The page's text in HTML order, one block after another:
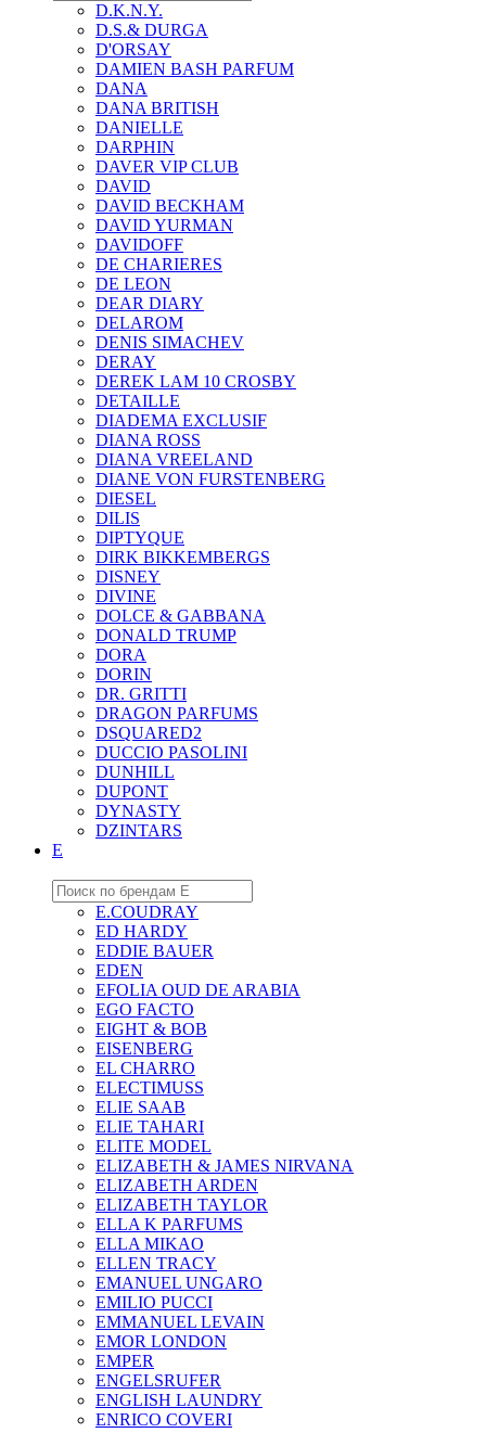
D.K.N.Y.
D.S.& DURGA
D'ORSAY
DAMIEN BASH PARFUM
DANA
DANA BRITISH
DANIELLE
DARPHIN
DAVER VIP CLUB
DAVID
DAVID BECKHAM
DAVID YURMAN
DAVIDOFF
DE CHARIERES
DE LEON
DEAR DIARY
DELAROM
DENIS SIMACHEV
DERAY
DEREK LAM 10 CROSBY
DETAILLE
DIADEMA EXCLUSIF
DIANA ROSS
DIANA VREELAND
DIANE VON FURSTENBERG
DIESEL
DILIS
DIPTYQUE
DIRK BIKKEMBERGS
DISNEY
DIVINE
DOLCE & GABBANA
DONALD TRUMP
DORA
DORIN
DR. GRITTI
DRAGON PARFUMS
DSQUARED2
DUCCIO PASOLINI
DUNHILL
DUPONT
DYNASTY
DZINTARS
E
E.COUDRAY
ED HARDY
EDDIE BAUER
EDEN
EFOLIA OUD DE ARABIA
EGO FACTO
EIGHT & BOB
EISENBERG
EL CHARRO
ELECTIMUSS
ELIE SAAB
ELIE TAHARI
ELITE MODEL
ELIZABETH & JAMES NIRVANA
ELIZABETH ARDEN
ELIZABETH TAYLOR
ELLA K PARFUMS
ELLA MIKAO
ELLEN TRACY
EMANUEL UNGARO
EMILIO PUCCI
EMMANUEL LEVAIN
EMOR LONDON
EMPER
ENGELSRUFER
ENGLISH LAUNDRY
ENRICO COVERI